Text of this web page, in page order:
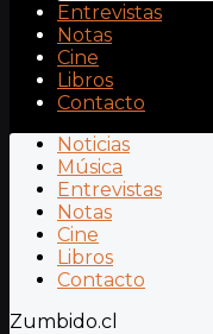
Entrevistas
Notas
Cine
Libros
Contacto
Noticias
Música
Entrevistas
Notas
Cine
Libros
Contacto
Zumbido.cl